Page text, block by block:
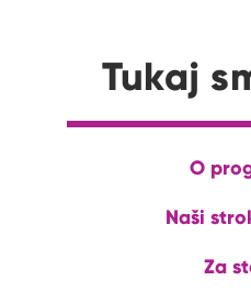
Tukaj
O
Naši
Za